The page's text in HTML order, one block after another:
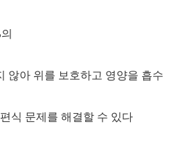
않아 위를 보호하고 영양을 흡수
식 문제를 해결할 수 있다